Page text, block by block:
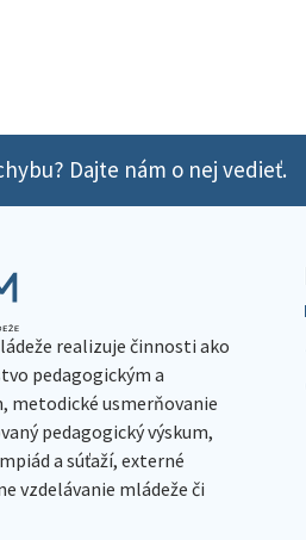
Dajte nám o nej vedieť.
realizuje činnosti ako
pedagogickým a
metodické usmerňovanie
pedagogický výskum,
a súťaží, externé
vzdelávanie mládeže či